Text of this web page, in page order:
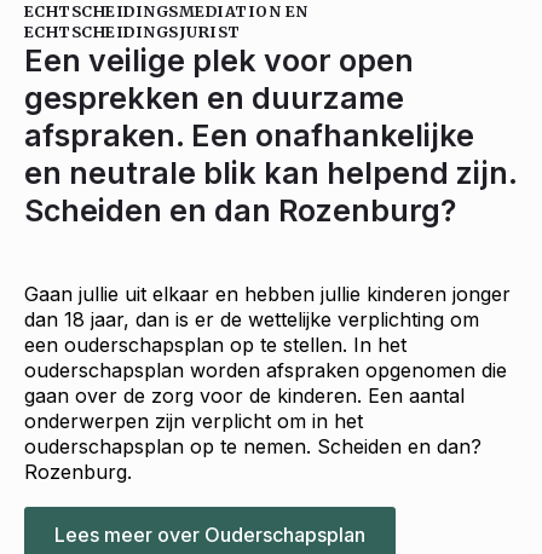
ECHTSCHEIDINGSMEDIATION EN
ECHTSCHEIDINGSJURIST
Een veilige plek voor open
gesprekken en duurzame
afspraken. Een onafhankelijke
en neutrale blik kan helpend zijn.
Scheiden en dan Rozenburg?
Gaan jullie uit elkaar en hebben jullie kinderen jonger
dan 18 jaar, dan is er de wettelijke verplichting om
een ouderschapsplan op te stellen. In het
ouderschapsplan worden afspraken opgenomen die
gaan over de zorg voor de kinderen. Een aantal
onderwerpen zijn verplicht om in het
ouderschapsplan op te nemen. Scheiden en dan?
Rozenburg.
Lees meer over Ouderschapsplan